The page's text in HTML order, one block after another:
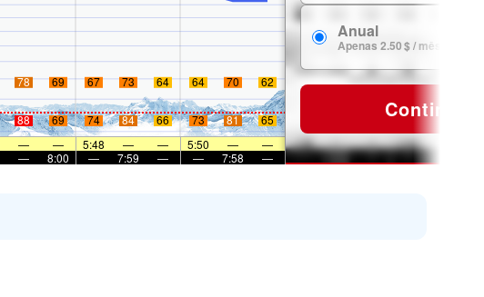
78 69 67 73 64 64 70 62
88 69 74 84 66 73 81
65
— — 5:48 — — 5:50 —
—
— 8:00 — 7:59 — — 7:58 —
Anual
Apenas 2.50 $ / mês
Continuar